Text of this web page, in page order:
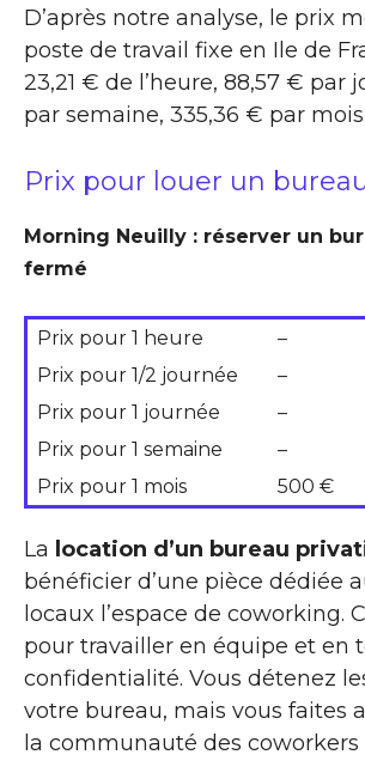
D’après notre analyse, le prix
poste de travail fixe en Ile de
23,21 € de l’heure, 88,57 € par
par semaine, 335,36 € par mois
Prix pour louer un
Morning Neuilly : réserver un
fermé
Prix pour 1 heure
–
Prix pour 1/2 journée
–
Prix pour 1 journée
–
Prix pour 1 semaine
–
Prix pour 1 mois
500 €
La location d’un bureau
bénéficier d’une pièce dédiée
locaux l’espace de coworking.
pour travailler en équipe et en
confidentialité. Vous détenez
votre bureau, mais vous faites
la communauté des coworkers